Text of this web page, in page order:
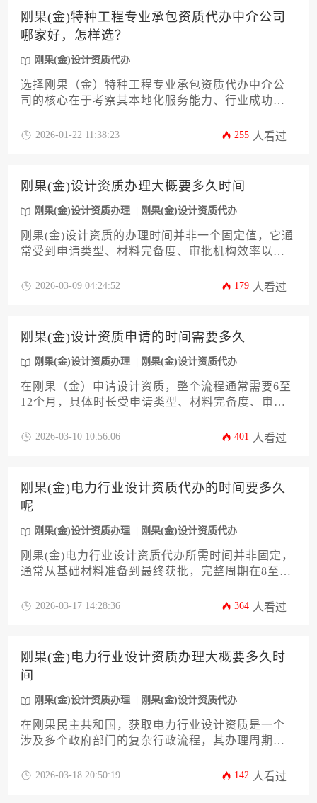
刚果(金)特种工程专业承包资质代办中介公司
哪家好，怎样选？
刚果(金)设计资质代办
选择刚果（金）特种工程专业承包资质代办中介公
司的核心在于考察其本地化服务能力、行业成功案
建部门认证的代理资格，熟悉特种工程资质分类标
参考过往客户评价进行综合决策。
2026-01-22 11:38:23 255 人看过
刚果(金)设计资质办理大概要多久时间
刚果(金)设计资质办理 刚果(金)设计资质代办
刚果(金)设计资质的办理时间并非一个固定值，它通
常受到申请类型、材料完备度、审批机构效率以及
动准备到最终获批，整个流程可能需要数月至一年
核心环节并采取针对性策略，是有效管控时间成
本、顺利推进项目的关键所在。
2026-03-09 04:24:52 179 人看过
刚果(金)设计资质申请的时间需要多久
刚果(金)设计资质办理 刚果(金)设计资质代办
在刚果（金）申请设计资质，整个流程通常需要6至
12个月，具体时长受申请类型、材料完备度、审批
请人需提前规划，充分准备，以应对可能出现的延
2026-03-10 10:56:06 401 人看过
刚果(金)电力行业设计资质代办的时间要多久
呢
刚果(金)设计资质办理 刚果(金)设计资质代办
刚果(金)电力行业设计资质代办所需时间并非固定，
通常从基础材料准备到最终获批，完整周期在8至18
当地机构的沟通效率以及代办机构的专业能力等多
2026-03-17 14:28:36 364 人看过
刚果(金)电力行业设计资质办理大概要多久时
间
刚果(金)设计资质办理 刚果(金)设计资质代办
在刚果民主共和国，获取电力行业设计资质是一个
涉及多个政府部门的复杂行政流程，其办理周期通
料的完整性、与当地机构的沟通效率以及项目本身
2026-03-18 20:50:19 142 人看过